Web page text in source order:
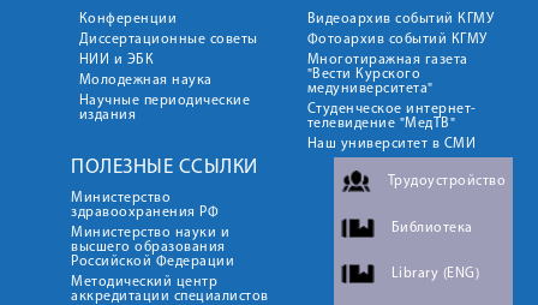
Конференции
Диссертационные советы
НИИ и ЭБК
Молодежная наука
Научные периодические
издания
Видеоархив событий КГМУ
Фотоархив событий КГМУ
Многотиражная газета
"Вести Курского
медуниверситета"
Студенческое интернет-
телевидение "МедТВ"
Наш университет в СМИ
ПОЛЕЗНЫЕ ССЫЛКИ
Министерство
здравоохранения РФ
Министерство науки и
высшего образования
Российской Федерации
Методический центр
аккредитации специалистов
Трудоустройство
Библиотека
Library (ENG)